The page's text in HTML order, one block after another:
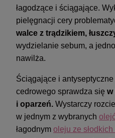
łagodzące i ściągające.
pielęgnacji cery
walce z trądzikiem,
wydzielanie sebum, a
nawilża.
Ściągające i antyseptyczne
cedrowego sprawdza się w
i oparzeń. Wystarczy
w jednym z wybranych
łagodnym oleju ze słodkich